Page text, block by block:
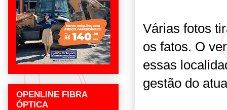
Várias fotos
os fatos. O
essas
gestão do
OPENLINE FIBRA
ÓPTICA